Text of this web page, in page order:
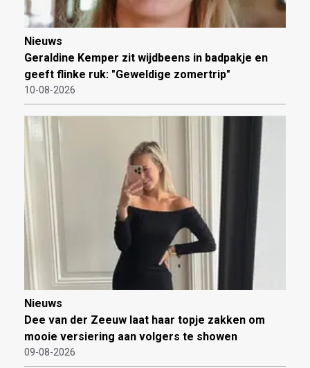
Nieuws
Geraldine Kemper zit wijdbeens in badpakje en
geeft flinke ruk: "Geweldige zomertrip"
10-08-2026
Nieuws
Dee van der Zeeuw laat haar topje zakken om
mooie versiering aan volgers te showen
09-08-2026